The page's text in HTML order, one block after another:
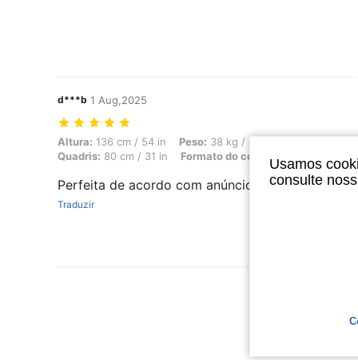
d***b 1 Aug,2025
Altura: 136 cm / 54 in, Peso: 38 kg / 84 lbs, Busto: 72 cm / 28 in,
Altura: 136 cm / 54 in Peso: 38 kg / 84 lbs
Quadris: 80 cm / 31 in Formato do corpo:
Perfeita de acordo com anúncio
Traduzir
Usamos
consulte